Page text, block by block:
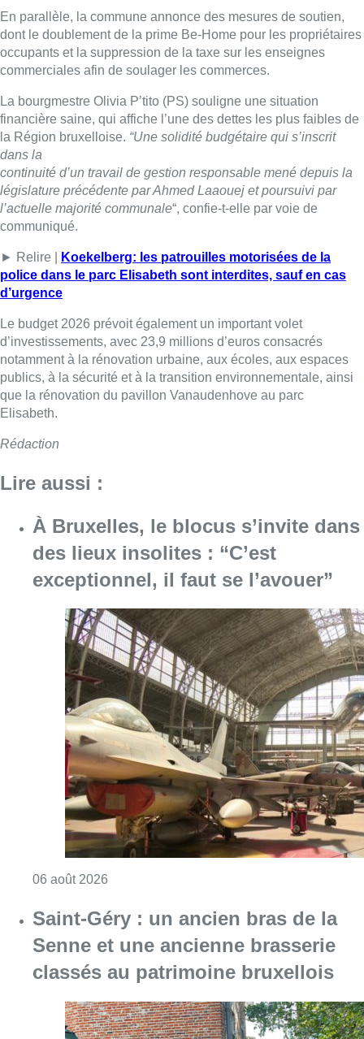
En parallèle, la commune annonce des mesures de soutien,
dont le doublement de la prime Be-Home pour les propriétaires
occupants et la suppression de la taxe sur les enseignes
commerciales afin de soulager les commerces.
La bourgmestre Olivia P’tito (PS) souligne une situation
financière saine, qui affiche l’une des dettes les plus faibles de
la Région bruxelloise. “Une solidité budgétaire qui s’inscrit
dans la
continuité d’un travail de gestion responsable mené depuis la
législature précédente par Ahmed Laaouej et poursuivi par
l’actuelle majorité communale“, confie-t-elle par voie de
communiqué.
► Relire |
Koekelberg: les patrouilles motorisées de la
police dans le parc Elisabeth sont interdites, sauf en cas
d’urgence
Le budget 2026 prévoit également un important volet
d’investissements, avec 23,9 millions d’euros consacrés
notamment à la rénovation urbaine, aux écoles, aux espaces
publics, à la sécurité et à la transition environnementale, ainsi
que la rénovation du pavillon Vanaudenhove au parc
Elisabeth.
Rédaction
Lire aussi :
À Bruxelles, le blocus s’invite dans
des lieux insolites : “C’est
exceptionnel, il faut se l’avouer”
06 août 2026
Saint-Géry : un ancien bras de la
Senne et une ancienne brasserie
classés au patrimoine bruxellois